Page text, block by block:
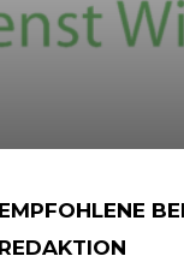
EMPFOHLENE
REDAKTION